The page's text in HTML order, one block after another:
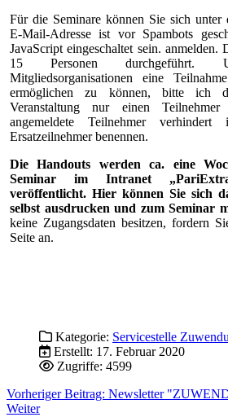
Für die Seminare können Sie sich unter
E-Mail-Adresse ist vor Spambots
JavaScript eingeschaltet sein. anmelden.
15 Personen durchgeführt.
Mitgliedsorganisationen eine
ermöglichen zu können, bitte ich
Veranstaltung nur einen
angemeldete Teilnehmer
Ersatzeilnehmer benennen.
Die Handouts werden ca. eine
Seminar im Intranet
veröffentlicht. Hier können Sie sich
selbst ausdrucken und zum Seminar
keine Zugangsdaten besitzen, fordern
Seite an.
Kategorie: Servicestelle
Erstellt: 17. Februar 2020
Zugriffe: 4599
Vorheriger Beitrag: Newsletter
Weiter